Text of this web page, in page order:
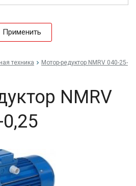
Применить
техника
Мо­тор-ре­дук­тор NMRV 040-25-
NMRV